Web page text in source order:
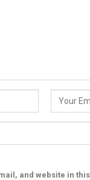
and website in